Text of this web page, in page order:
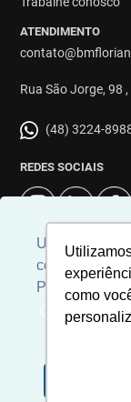
Usamos
conteúdos e
Para ver
Clique aqui
como
ATENDIMENTO
Rua São Jorge, 98
(48) 3224-
REDES SOCIAIS
© 2026 | Imobiliária
Universal